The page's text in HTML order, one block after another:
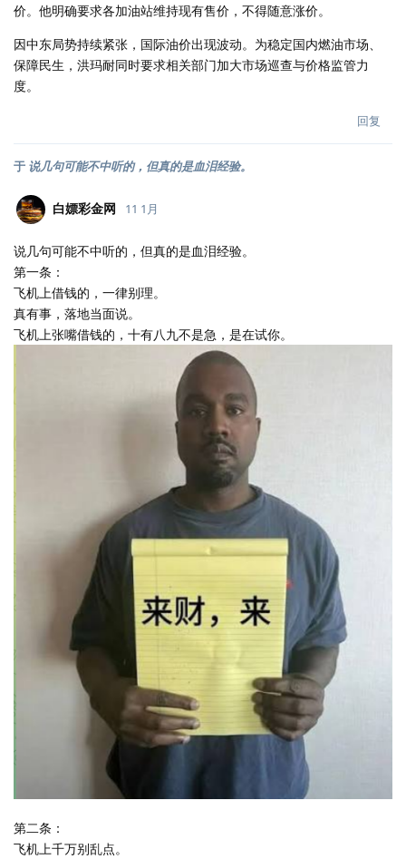
价。他明确要求各加油站维持现有售价，不得随意涨价。
因中东局势持续紧张，国际油价出现波动。为稳定国内燃油市场、
保障民生，洪玛耐同时要求相关部门加大市场巡查与价格监管力
度。
回复
于 说几句可能不中听的，但真的是血泪经验。
白嫖彩金网 11 1月
说几句可能不中听的，但真的是血泪经验。
第一条：
飞机上借钱的，一律别理。
真有事，落地当面说。
飞机上张嘴借钱的，十有八九不是急，是在试你。
第二条：
飞机上千万别乱点。